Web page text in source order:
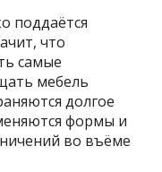
поддаётся
что
самые
мебель
долгое
формы и
во въёме